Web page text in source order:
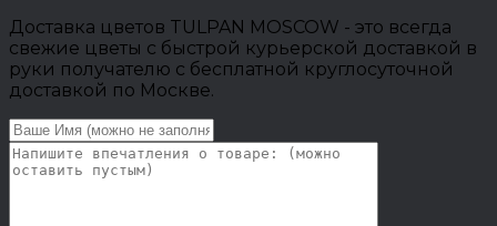
Доставка цветов TULPAN MOSCOW - это всегда
свежие цветы с быстрой курьерской доставкой в
руки получателю с бесплатной круглосуточной
доставкой по Москве.